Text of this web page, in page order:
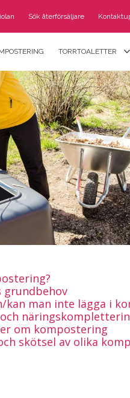
Sök återförsäljare
TORRTOALETTER
grundbehov
kan man inte lägga i
om kompostering
skötsel av olika